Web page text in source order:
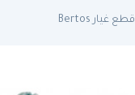
قطع غيار Bertos